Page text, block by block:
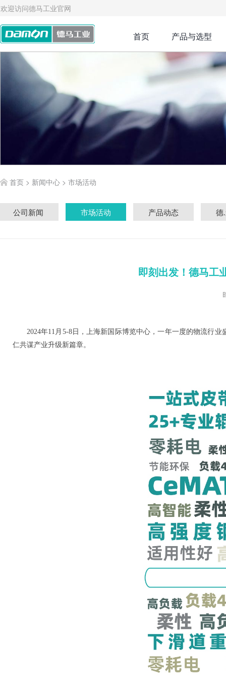
欢迎访问德马工业官网
首页 产品与选型
首页 > 新闻中心 > 市场活动
公司新闻 市场活动 产品动态 德
即刻出发！德马工
2024年11月5-8日，上海新国际博览中心，一年一度的物流行业
仁共谋产业升级新篇章。